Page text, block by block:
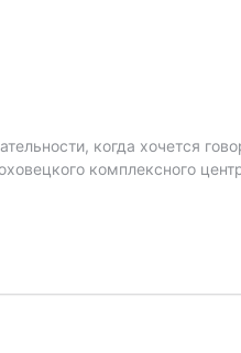
когда хочется
комплексного